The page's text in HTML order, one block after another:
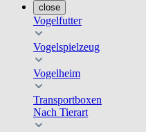
close
Vogelfutter
Vogelspielzeug
Vogelheim
Transportboxen
Nach Tierart